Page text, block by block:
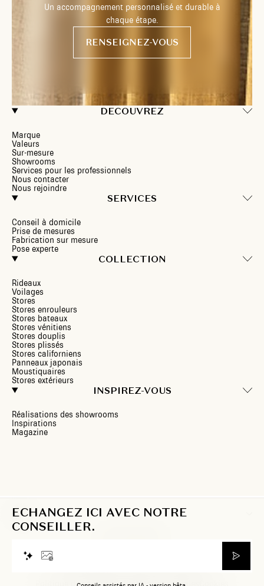
DECOUVREZ
Marque
Valeurs
Sur-mesure
Showrooms
Services pour les professionnels
Nous contacter
Nous rejoindre
SERVICES
Conseil à domicile
Prise de mesures
Fabrication sur mesure
Pose experte
COLLECTION
Rideaux
Voilages
Stores
Stores enrouleurs
Stores bateaux
Stores vénitiens
Stores douplis
Stores plissés
Stores californiens
Panneaux japonais
Moustiquaires
Stores extérieurs
INSPIREZ-VOUS
Réalisations des showrooms
Inspirations
Magazine
Un accompagnement personnalisé et durable à
chaque étape.
RENSEIGNEZ-VOUS
FR
Politique de confidentialitéMentions légales
ECHANGEZ ICI AVEC NOTRE
CONSEILLER.